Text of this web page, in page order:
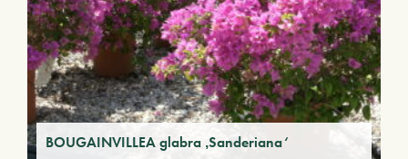
BOUGAINVILLEA glabra ‚Sanderiana‘